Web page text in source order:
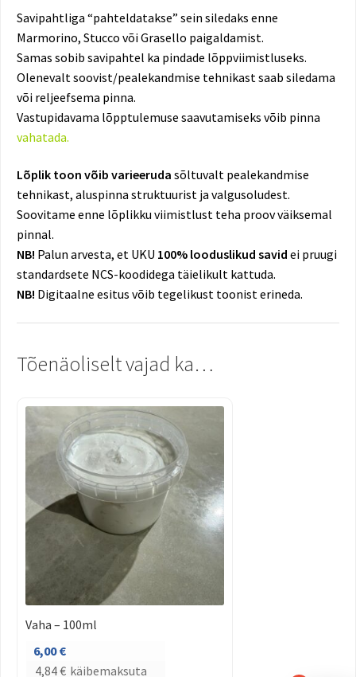
Savipahtliga “pahteldatakse” sein siledaks enne
Marmorino, Stucco või Grasello paigaldamist.
Samas sobib savipahtel ka pindade lõppviimistluseks.
Olenevalt soovist/pealekandmise tehnikast saab siledama
või reljeefsema pinna.
Vastupidavama lõpptulemuse saavutamiseks võib pinna
vahatada.
Lõplik toon võib varieeruda sõltuvalt pealekandmise
tehnikast, aluspinna struktuurist ja valgusoludest.
Soovitame enne lõplikku viimistlust teha proov väiksemal
pinnal.
NB! Palun arvesta, et UKU 100% looduslikud savid ei pruugi
standardsete NCS-koodidega täielikult kattuda.
NB! Digitaalne esitus võib tegelikust toonist erineda.
Tõenäoliselt vajad ka…
Vaha – 100ml
6,00€
4,84€ käibemaksuta